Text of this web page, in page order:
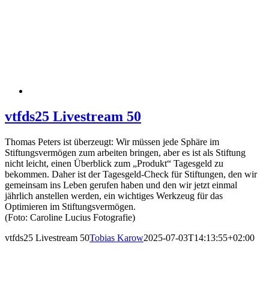
vtfds25 Livestream 50
Thomas Peters ist überzeugt: Wir müssen jede Sphäre im
Stiftungsvermögen zum arbeiten bringen, aber es ist als Stiftung
nicht leicht, einen Überblick zum „Produkt“ Tagesgeld zu
bekommen. Daher ist der Tagesgeld-Check für Stiftungen, den wir
gemeinsam ins Leben gerufen haben und den wir jetzt einmal
jährlich anstellen werden, ein wichtiges Werkzeug für das
Optimieren im Stiftungsvermögen.
(Foto: Caroline Lucius Fotografie)
vtfds25 Livestream 50Tobias Karow2025-07-03T14:13:55+02:00